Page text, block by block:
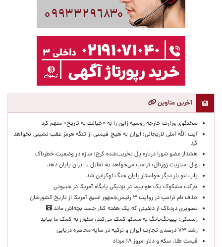
آخرین عناوین
سخنگوی وزارت خارجه روسیه ژاپن را به «خیانت به تاریخ» متهم کرد
آیت الله آملی لاریجانی: ایران به هیچ قیمتی از تنگه هرمز عقب نشینی نخواهد
کرد
هشدار عضو شورا درباره پل تخریب‌شده کرج؛ سازه در وضعیت خطرناک
وال‌ استریت ژورنال: ترامپ می‌خواهد به تقابل با ایران پایان دهد
پاپ لئو بار دیگر خواستار پایان جنگ اوکراین شد
حرکت مشکوک یک هواپیما در نزدیکی پایگاه آمریکا در جیبوتی
حذف نام ترامپ در روایت ۳ رئیس‌جمهور اسبق آمریکا از تاریخ کشورشان
تصویری دردناک از دلفینی که یک هفته کنار جسد بچه‌اش ماند
زلنسکی: پیونگ‌یانگ به مسکو کمک می‌کند، سئول به کمک ما بیاید
رشد ۷۳ درصدی تجارت ایران و ترکیه در سایه محاصره دریایی
قیمت طلا، سکه و دلار امروز ۱۸ مرداد